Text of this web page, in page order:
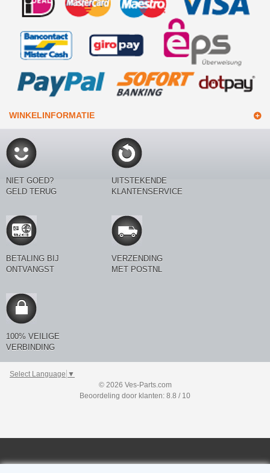
WINKELINFORMATIE
NIET GOED?
GELD TERUG
UITSTEKENDE
KLANTENSERVICE
BETALING BIJ
ONTVANGST
VERZENDING
MET POSTNL
100% VEILIGE
VERBINDING
Select Language ▼
© 2026 Ves-Parts.com
Beoordeling door klanten: 8.8 / 10